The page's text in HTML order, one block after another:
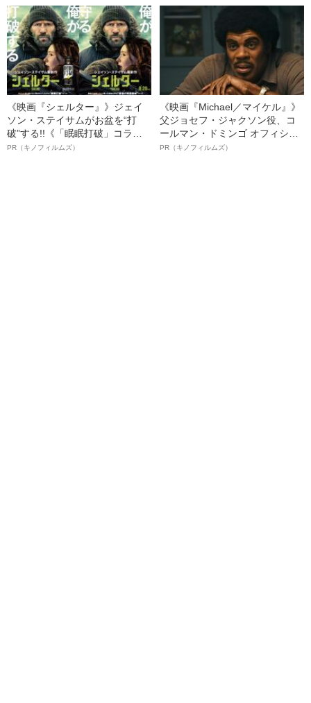
明かす、“逆転の戦術”
《映画『シェルター』》ジェイ
ソン・ステイサムがお盆を“打
破”する!!《「眠眠打破」コラ
ボ》
PR（キノフィルムズ）
《映画『Michael／マイケル』》
父ジョセフ・ジャクソン役、コ
ールマン・ドミンゴ オフィシャ
ルインタビュー“観客を魅了した
PR（キノフィルムズ）